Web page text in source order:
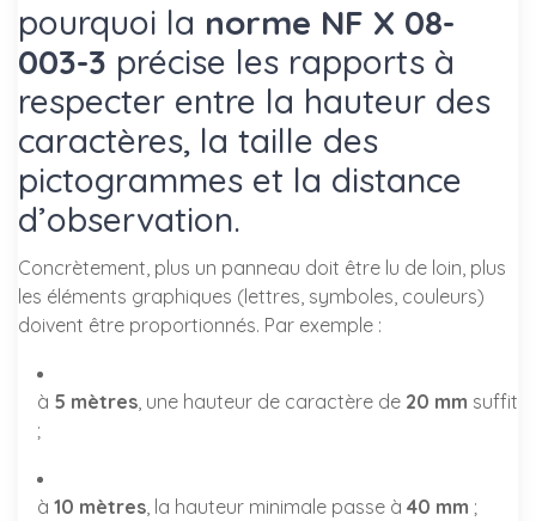
pourquoi la norme NF X 08-
003-3 précise les rapports à
respecter entre la hauteur des
caractères, la taille des
pictogrammes et la distance
d’observation.
Concrètement, plus un panneau doit être lu de loin, plus
les éléments graphiques (lettres, symboles, couleurs)
doivent être proportionnés. Par exemple :
à 5 mètres, une hauteur de caractère de 20 mm suffit
;
à 10 mètres, la hauteur minimale passe à 40 mm ;